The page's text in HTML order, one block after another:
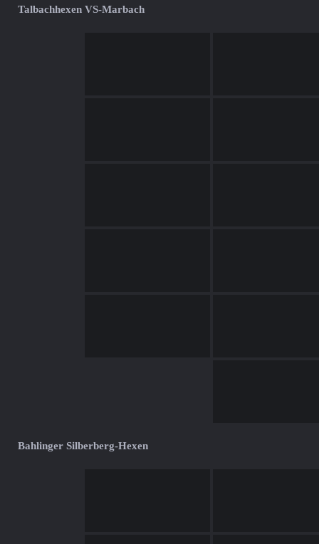
Talbachhexen VS-Marbach
Bahlinger Silberberg-Hexen